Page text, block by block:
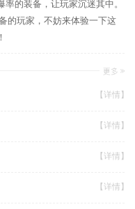
的装备，让玩家沉迷其中。
的玩家，不妨来体验一下这
【详情】
【详情】
【详情】
【详情】